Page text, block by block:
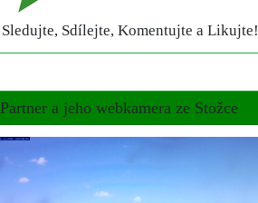
Sledujte, Sdílejte, Komentujte a Likujte!
Partner a jeho webkamera ze Stožce